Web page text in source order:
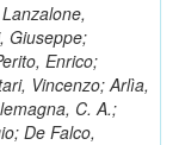
Giuseppe;
Enrico;
Vincenzo; Arlìa,
C. A.;
De Falco,